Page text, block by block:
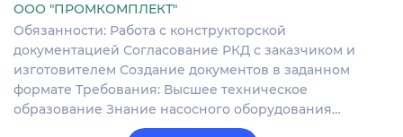
ООО "ПРОМКОМПЛЕКТ"
Обязанности: Работа с конструкторской
документацией Согласование РКД с заказчиком и
изготовителем Создание документов в заданном
формате Требования: Высшее техническое
образование Знание насосного оборудования…